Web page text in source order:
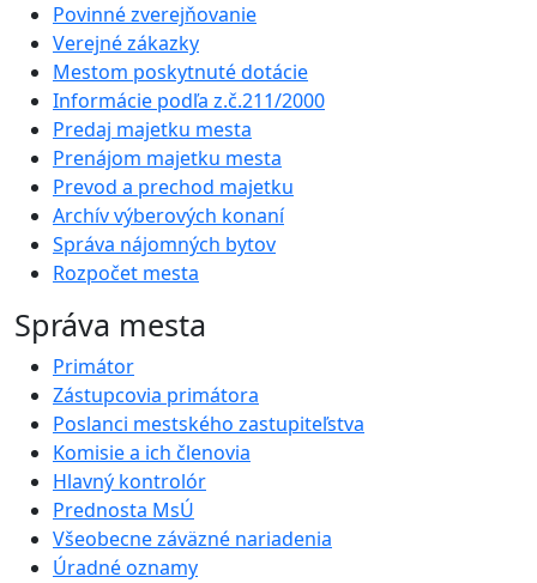
Povinné zverejňovanie
Verejné zákazky
Mestom poskytnuté dotácie
Informácie podľa z.č.211/2000
Predaj majetku mesta
Prenájom majetku mesta
Prevod a prechod majetku
Archív výberových konaní
Správa nájomných bytov
Rozpočet mesta
Správa mesta
Primátor
Zástupcovia primátora
Poslanci mestského zastupiteľstva
Komisie a ich členovia
Hlavný kontrolór
Prednosta MsÚ
Všeobecne záväzné nariadenia
Úradné oznamy